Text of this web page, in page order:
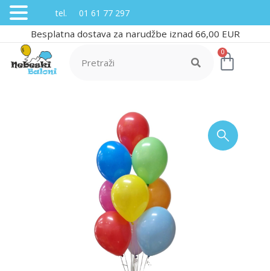
Besplatna dostava za narudžbe iznad 66,00 EUR
0
tel. 01 61 77 297